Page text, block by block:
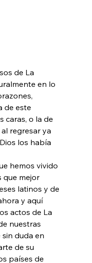
de La
en lo
de este
caras, o la de
regresar ya
los había
hemos vivido
que mejor
latinos y de
y aquí
actos de La
nuestras
duda en
de su
países de